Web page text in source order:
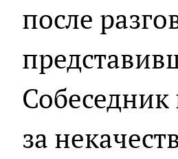
после
за